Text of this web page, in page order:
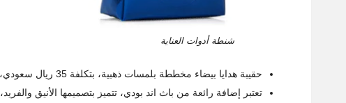
شنطة أدوات العناية
حقيبة هدايا بيضاء مخططة بلمسات ذهبية، بتكلفة 35 ريال سعودي،
تعتبر إضافة رائعة من باث اند بودي، تتميز بتصميمها الأنيق والفريد،